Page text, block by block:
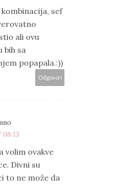
kombinacija, sef
ali ovu
bih sa
popapala.:))
Odgovori
08:13
volim ovakve
Divni su
to ne može da